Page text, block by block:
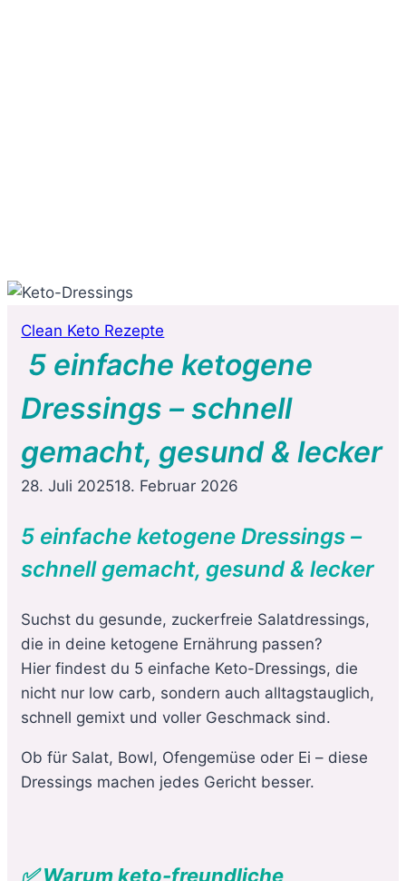
Clean Keto Rezepte
5 einfache ketogene
Dressings – schnell
gemacht, gesund & lecker
28. Juli 202518. Februar 2026
5 einfache ketogene Dressings –
schnell gemacht, gesund & lecker
Suchst du gesunde, zuckerfreie Salatdressings,
die in deine ketogene Ernährung passen?
Hier findest du 5 einfache Keto-Dressings, die
nicht nur low carb, sondern auch alltagstauglich,
schnell gemixt und voller Geschmack sind.
Ob für Salat, Bowl, Ofengemüse oder Ei – diese
Dressings machen jedes Gericht besser.
✅ Warum keto-freundliche